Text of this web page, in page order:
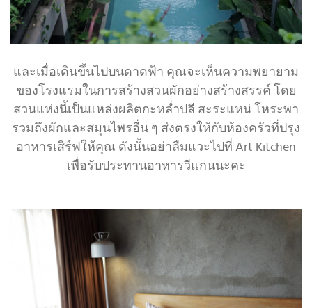
และเมื่อเดินขึ้นไปบนดาดฟ้า คุณจะเห็นความพยายาม
ของโรงแรมในการสร้างสวนผักอย่างสร้างสรรค์ โดย
สวนแห่งนี้เป็นแหล่งผลิตกะหล่ำปลี สะระแหน่ โหระพา
รวมถึงผักและสมุนไพรอื่น ๆ ส่งตรงให้กับห้องครัวที่ปรุง
อาหารเสิร์ฟให้คุณ ดังนั้นอย่าลืมแวะไปที่ Art Kitchen
เพื่อรับประทานอาหารวีแกนนะคะ